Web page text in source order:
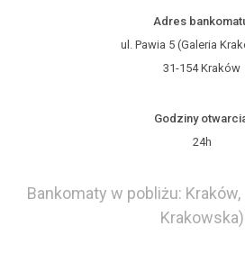
Adres
ul. Pawia 5 (Galeria
31-154 Kraków
Godziny
24h
Bankomaty w pobliżu: Kraków,
Krakowska)